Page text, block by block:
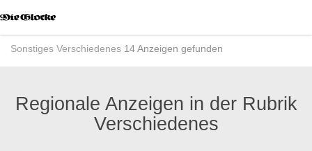
Modus
aktivieren
zur
Inhalt
Sonstiges Verschiedenes 14 Anzeigen gefunden
Regionale Anzeigen in der Rubrik
Verschiedenes